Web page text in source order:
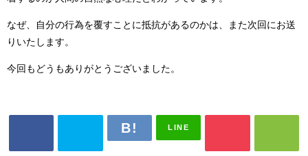
なぜ、自分の行為を覆すことに抵抗があるのかは、また次回にお送
りいたします。
今回もどうもありがとうございました。
LINE